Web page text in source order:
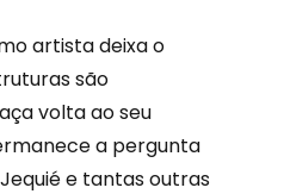
artista deixa o
são
volta ao seu
a pergunta
e tantas outras